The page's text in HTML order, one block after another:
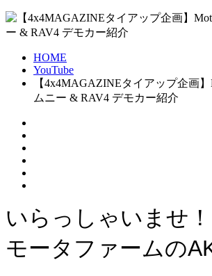
HOME
YouTube
【4x4MAGAZINEタイアップ企画】
ムニー & RAV4 デモカー紹介
いらっしゃいませ！
モータファームの